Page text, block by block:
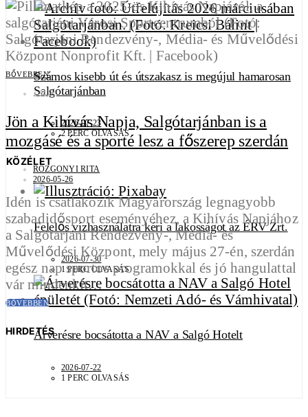
Számos kisebb út és útszakasz is megújul hamarosan
Salgótarjánban
2026-07-23
2 PERC OLVASÁS
KÖZÉLET
Felelős vízhasználatra kéri a lakosságot az ÉRV Zrt.
2026-07-30
1 PERC OLVASÁS
Árverésre bocsátotta a NAV a Salgó Hotelt
2026-07-22
1 PERC OLVASÁS
BŐVEBBEN
1 MIN
Jön a Kihívás Napja, Salgótarjánban is a
mozgásé és a sporté lesz a főszerep szerdán
ROZGONYI RITA
2026-05-26
Idén is csatlakozik Magyarország legnagyobb
szabadidősport eseményéhez, a Kihívás Napjához
a Salgótarjáni Rendezvény-, Média- és
Művelődési Központ, mely május 27-én, szerdán
egész nap sportos programokkal és jó hangulattal
vár mindenkit…
BŐVEBBEN
HIRDETÉS